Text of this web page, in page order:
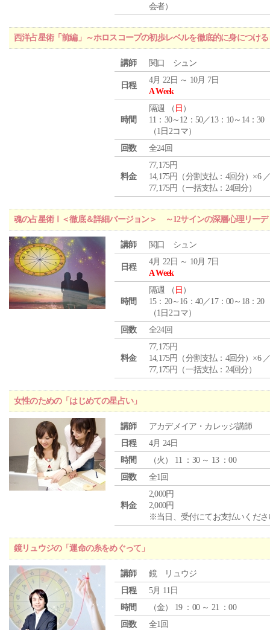
会者）
西洋占星術「前編」～ホロスコープの初歩レベルを徹底的に身につける
講師 関口 シュン
日程
4月 22日 ～ 10月 7日
A Week
時間
隔週 （ 日 ）
11：30～12：50／13：10～14：30
（1日2コマ）
回数
全24回
料金
77,175円
14,175円（分割支払：4回分）×6
77,175円（一括支払：24回分）
魂の占星術Ⅰ＜徹底＆詳細バージョン＞ ～12サインの深層心理リーデ
講師 関口 シュン
日程
4月 22日 ～ 10月 7日
A Week
時間
隔週 （ 日 ）
15：20～16：40／17：00～18：20
（1日2コマ）
回数
全24回
料金
77,175円
14,175円（分割支払：4回分）×6
77,175円（一括支払：24回分）
女性のための「はじめての星占い」
講師
アカデメイア・カレッジ講師
日程
4月 24日
時間
（火 ） 11 ：30 ～ 13 ：00
回数
全1回
料金
2,000円
2,000円
※当日、受付にてお支払いくださ
鏡リュウジの「運命の糸をめぐって」
講師
鏡 リュウジ
日程
5月 11日
時間
（金） 19 ：00 ～ 21 ：00
回数
全1回